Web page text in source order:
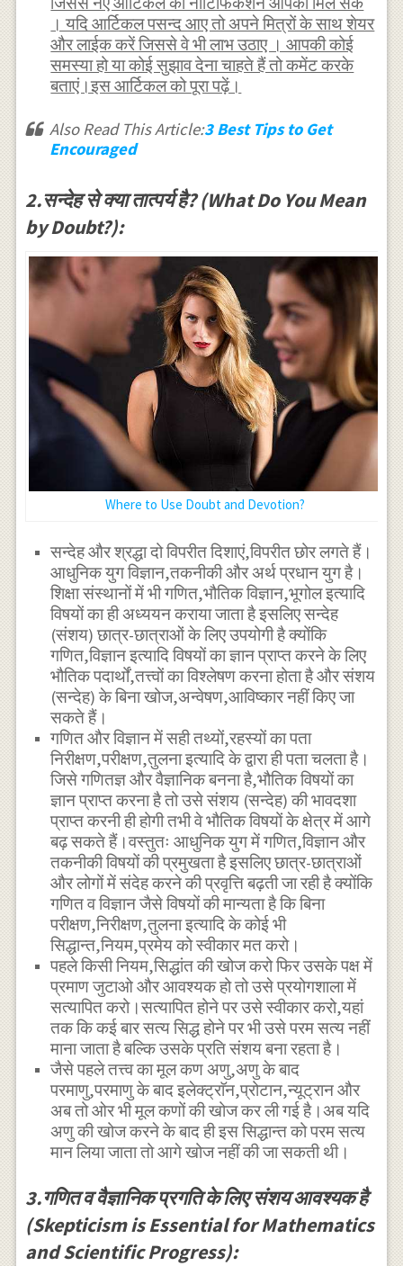
। यदि आर्टिकल पसन्द आए तो अपने मित्रों के साथ शेयर
और लाईक करें जिससे वे भी लाभ उठाए । आपकी कोई
समस्या हो या कोई सुझाव देना चाहते हैं तो कमेंट करके
बताएं।इस आर्टिकल को पूरा पढ़ें।
Also Read This Article:3 Best Tips to Get
Encouraged
2.सन्देह से क्या तात्पर्य है? (What Do You Mean
by Doubt?):
Where to Use Doubt and Devotion?
सन्देह और श्रद्धा दो विपरीत दिशाएं,विपरीत छोर लगते हैं।
आधुनिक युग विज्ञान,तकनीकी और अर्थ प्रधान युग है।
शिक्षा संस्थानों में भी गणित,भौतिक विज्ञान,भूगोल इत्यादि
विषयों का ही अध्ययन कराया जाता है इसलिए सन्देह
(संशय) छात्र-छात्राओं के लिए उपयोगी है क्योंकि
गणित,विज्ञान इत्यादि विषयों का ज्ञान प्राप्त करने के लिए
भौतिक पदार्थों,तत्त्वों का विश्लेषण करना होता है और संशय
(सन्देह) के बिना खोज,अन्वेषण,आविष्कार नहीं किए जा
सकते हैं।
गणित और विज्ञान में सही तथ्यों,रहस्यों का पता
निरीक्षण,परीक्षण,तुलना इत्यादि के द्वारा ही पता चलता है।
जिसे गणितज्ञ और वैज्ञानिक बनना है,भौतिक विषयों का
ज्ञान प्राप्त करना है तो उसे संशय (सन्देह) की भावदशा
प्राप्त करनी ही होगी तभी वे भौतिक विषयों के क्षेत्र में आगे
बढ़ सकते हैं।वस्तुतः आधुनिक युग में गणित,विज्ञान और
तकनीकी विषयों की प्रमुखता है इसलिए छात्र-छात्राओं
और लोगों में संदेह करने की प्रवृत्ति बढ़ती जा रही है क्योंकि
गणित व विज्ञान जैसे विषयों की मान्यता है कि बिना
परीक्षण,निरीक्षण,तुलना इत्यादि के कोई भी
सिद्धान्त,नियम,प्रमेय को स्वीकार मत करो।
पहले किसी नियम,सिद्धांत की खोज करो फिर उसके पक्ष में
प्रमाण जुटाओ और आवश्यक हो तो उसे प्रयोगशाला में
सत्यापित करो।सत्यापित होने पर उसे स्वीकार करो,यहां
तक कि कई बार सत्य सिद्ध होने पर भी उसे परम सत्य नहीं
माना जाता है बल्कि उसके प्रति संशय बना रहता है।
जैसे पहले तत्त्व का मूल कण अणु,अणु के बाद
परमाणु,परमाणु के बाद इलेक्ट्राॅन,प्रोटान,न्यूट्रान और
अब तो ओर भी मूल कणों की खोज कर ली गई है।अब यदि
अणु की खोज करने के बाद ही इस सिद्धान्त को परम सत्य
मान लिया जाता तो आगे खोज नहीं की जा सकती थी।
3.गणित व वैज्ञानिक प्रगति के लिए संशय आवश्यक है
(Skepticism is Essential for Mathematics
and Scientific Progress):